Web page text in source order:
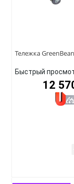
Тележка
Быстрый
12